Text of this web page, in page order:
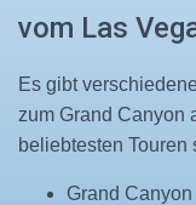
vom Las
Es gibt
zum Grand Canyon
beliebtesten Touren
Grand